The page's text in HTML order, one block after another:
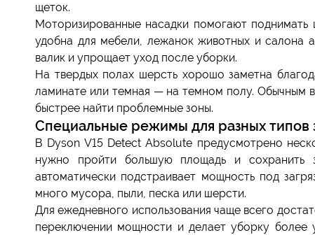
щеток.
Моторизированные насадки помогают
удобна для мебели, лежанок животных и салона
валик и упрощает уход после уборки.
На твердых полах шерсть хорошо заметна
ламинате или темная — на темном полу. Обычным
быстрее найти проблемные зоны.
Специальные режимы для разных типов
В Dyson V15 Detect Absolute предусмотрено
нужно пройти большую площадь и сохранить
автоматически подстраивает мощность под
много мусора, пыли, песка или шерсти.
Для ежедневного использования чаще всего
переключении мощности и делает уборку